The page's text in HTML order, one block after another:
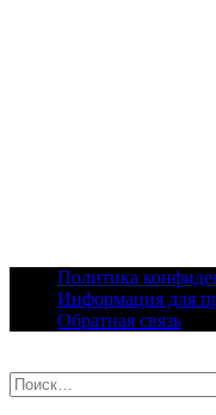
content
Политика
Информация для
Обратная связь
Найти: